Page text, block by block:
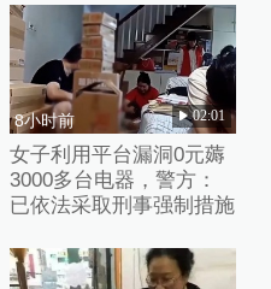
8小时前 02:01
女子利用平台漏洞0元薅
3000多台电器，警方：
已依法采取刑事强制措施